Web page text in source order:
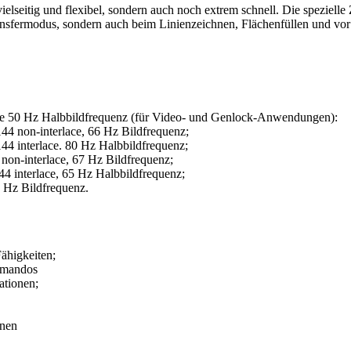
und flexibel, sondern auch noch extrem schnell. Die
sondern auch beim Linienzeichnen, Flächenfüllen und
Hz Halbbildfrequenz (für Video- und Genlock-Anwendungen):
non-interlace, 66 Hz Bildfrequenz;
interlace. 80 Hz Halbbildfrequenz;
interlace, 67 Hz Bildfrequenz;
interlace, 65 Hz Halbbildfrequenz;
Bildfrequenz.